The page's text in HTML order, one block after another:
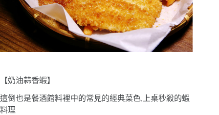
【奶油蒜香蝦】
這倒也是餐酒館料裡中的常見的經典菜色,上桌秒殺的蝦
料理